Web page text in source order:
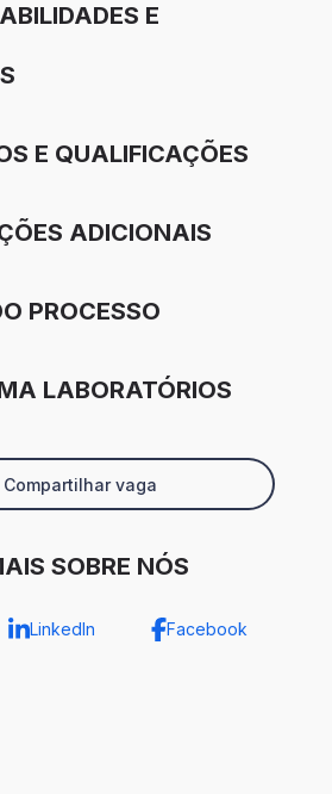
E
E QUALIFICAÇÕES
ADICIONAIS
PROCESSO
LABORATÓRIOS
Compartilhar vaga
SOBRE NÓS
LinkedIn Facebook